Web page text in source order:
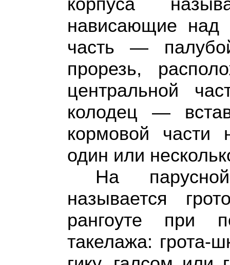
нависающие над
часть —
прорезь,
центральной
колодец —
кормовой части
один или
На
называется
рангоуте при
такелажа: грота-